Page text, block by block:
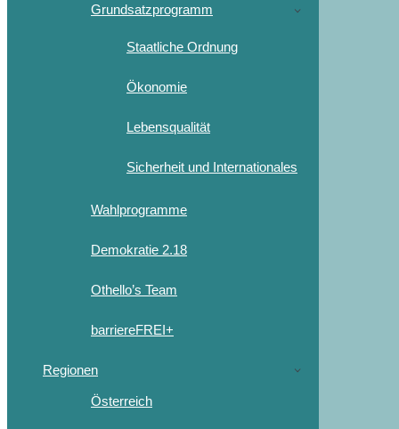
Grundsatzprogramm
Staatliche Ordnung
Ökonomie
Lebensqualität
Sicherheit und Internationales
Wahlprogramme
Demokratie 2.18
Othello’s Team
barriereFREI+
Regionen
Österreich